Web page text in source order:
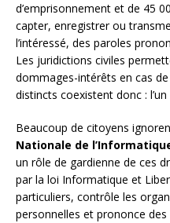
d’emprisonnement et de 45
capter, enregistrer ou
l’intéressé, des paroles
Les juridictions civiles
dommages-intérêts en cas
distincts coexistent donc :
Beaucoup de citoyens
Nationale de
un rôle de gardienne de ces
par la loi Informatique et
particuliers, contrôle les
personnelles et prononce